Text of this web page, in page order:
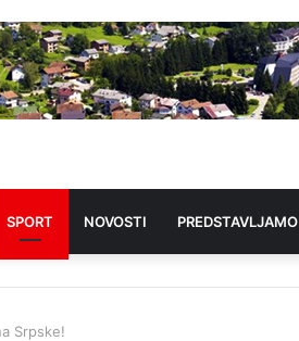
SPORT NOVOSTI PREDSTAVLJAMO
Srpske!